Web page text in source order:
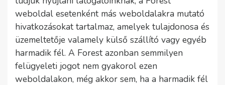
weboldal esetenként más weboldalakra mutató
hivatkozásokat tartalmaz, amelyek tulajdonosa és
üzemeltetője valamely külső szállító vagy egyéb
harmadik fél. A Forest azonban semmilyen
felügyeleti jogot nem gyakorol ezen
weboldalakon, még akkor sem, ha a harmadik fél